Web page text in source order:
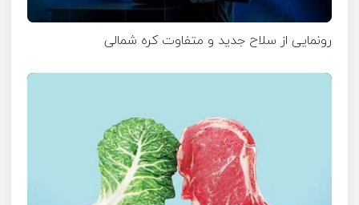
رونمایی از سلاح جدید و متفاوت کره شمالی